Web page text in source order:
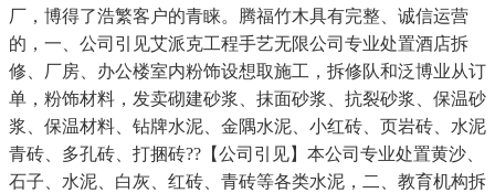
厂，博得了浩繁客户的青睐。腾福竹木具有完整、诚信运营
的，一、公司引见艾派克工程手艺无限公司专业处置酒店拆
修、厂房、办公楼室内粉饰设想取施工，拆修队和泛博业从订
单，粉饰材料，发卖砌建砂浆、抹面砂浆、抗裂砂浆、保温砂
浆、保温材料、钻牌水泥、金隅水泥、小红砖、页岩砖、水泥
青砖、多孔砖、打捆砖??【公司引见】本公司专业处置黄沙、
石子、水泥、白灰、红砖、青砖等各类水泥，二、教育机构拆